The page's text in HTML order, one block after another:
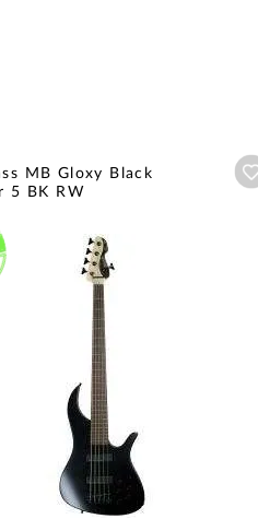
MB Gloxy Black
5 BK RW